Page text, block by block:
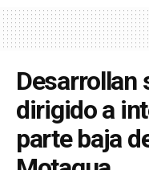
Desarrollan
dirigido a
parte baja